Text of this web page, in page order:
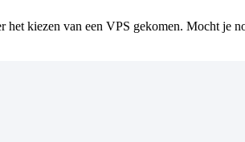
kiezen van een VPS gekomen. Mocht je